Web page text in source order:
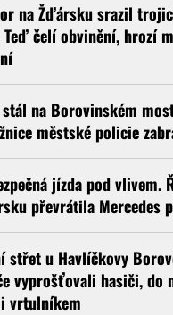
na Žďársku srazil
čelí obvinění, hrozí
stál na Borovinském
městské policie
jízda pod vlivem.
převrátila Mercedes
střet u Havlíčkovy
vyprošťovali hasiči, do
vrtulníkem